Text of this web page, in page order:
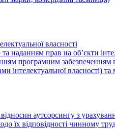
власності
наданням прав на об’єкти
програмним забезпеченням
інтелектуальної власності) та
аутсорсингу з
їх відповідності чинному